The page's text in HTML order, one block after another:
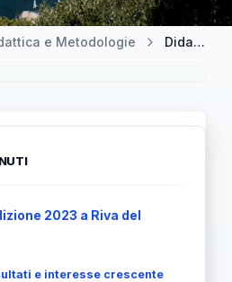
e Metodologie Didacta Trentino: grande successo a Riva del Garda e appuntamento a Firenze nel 2026
2023 a Riva del
e interesse crescente